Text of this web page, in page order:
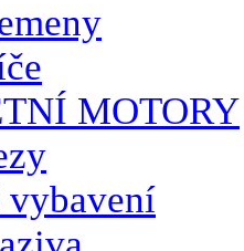
MOTORY
vybavení